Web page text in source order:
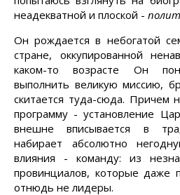
неадекватной и плоской -
Он рождается в небогатой
стране, оккупированной
каком-то возрасте Он
выполнить великую миссию,
скитается туда-сюда. Причем
программу - установление
внешне вписывается в
набирает абсолютно
влияния - команду: из
провинциалов, которые даже
отнюдь не лидеры.